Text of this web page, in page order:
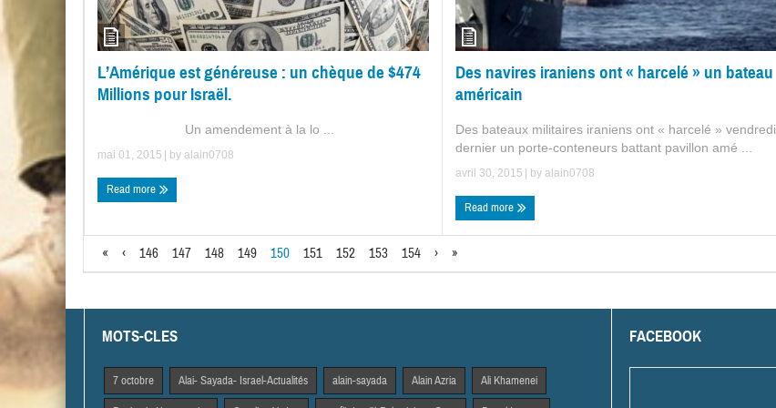
L’Amérique est généreuse : un chèque de $474
Millions pour Israël.
Un amendement à la lo ...
mai 01, 2015 | by alain0708
Read more
Des navires iraniens ont « harcelé » un bateau
américain
Des bateaux militaires iraniens ont « harcelé » vendredi
dernier un porte-conteneurs battant pavillon amé ...
avril 30, 2015 | by alain0708
Read more
« ‹ 146 147 148 149 150 151 152 153 154 › »
MOTS-CLES
7 octobre Alai- Sayada- Israel-Actualités alain-sayada Alain Azria Ali Khamenei
FACEBOOK